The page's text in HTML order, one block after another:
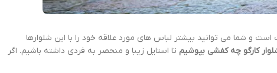
است و شما می توانید بیشتر لباس های مورد علاقه خود را با این شلوارها
کارگو چه کفشی بپوشیم تا استایل زیبا و منحصر به فردی داشته باشیم. اگر